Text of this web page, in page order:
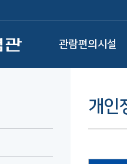
관람편의시설
개인